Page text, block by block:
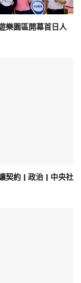
樂園區開幕首日人
契約 | 政治 | 中央社